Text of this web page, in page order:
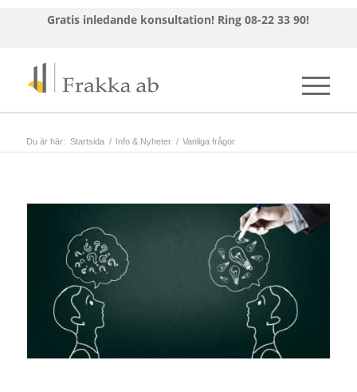
Gratis inledande konsultation! Ring 08-22 33 90!
Du är här: Startsida / Info & Nyheter / Vanliga frågor